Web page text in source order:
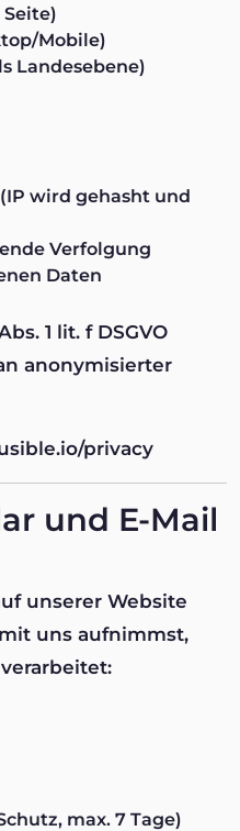
Mobile)
Landesebene)
wird gehasht und
Verfolgung
Daten
1 lit. f DSGVO
anonymisierter
privacy
und E-Mail
unserer Website
uns aufnimmst,
max. 7 Tage)